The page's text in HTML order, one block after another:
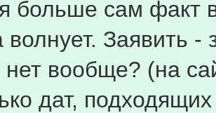
больше сам факт
волнует. Заявить -
нет вообще? (на
дат,